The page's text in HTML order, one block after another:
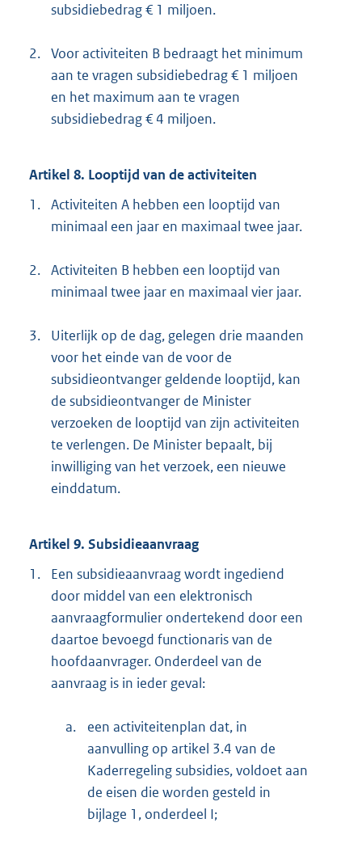
subsidiebedrag € 1 miljoen.
2. Voor activiteiten B bedraagt het minimum
aan te vragen subsidiebedrag € 1 miljoen
en het maximum aan te vragen
subsidiebedrag € 4 miljoen.
Artikel 8. Looptijd van de activiteiten
1. Activiteiten A hebben een looptijd van
minimaal een jaar en maximaal twee jaar.
2. Activiteiten B hebben een looptijd van
minimaal twee jaar en maximaal vier jaar.
3.
Uiterlijk op de dag, gelegen drie maanden
voor het einde van de voor de
subsidieontvanger geldende looptijd, kan
de subsidieontvanger de Minister
verzoeken de looptijd van zijn activiteiten
te verlengen. De Minister bepaalt, bij
inwilliging van het verzoek, een nieuwe
einddatum.
Artikel 9. Subsidieaanvraag
1.
Een subsidieaanvraag wordt ingediend
door middel van een elektronisch
aanvraagformulier ondertekend door een
daartoe bevoegd functionaris van de
hoofdaanvrager. Onderdeel van de
aanvraag is in ieder geval:
a.
een activiteitenplan dat, in
aanvulling op artikel 3.4 van de
Kaderregeling subsidies, voldoet aan
de eisen die worden gesteld in
bijlage 1, onderdeel I;